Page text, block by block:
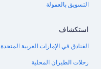
التسويق بالعمولة
استكشاف
الفنادق في الإمارات العربية المتحدة
رحلات الطيران المحلية